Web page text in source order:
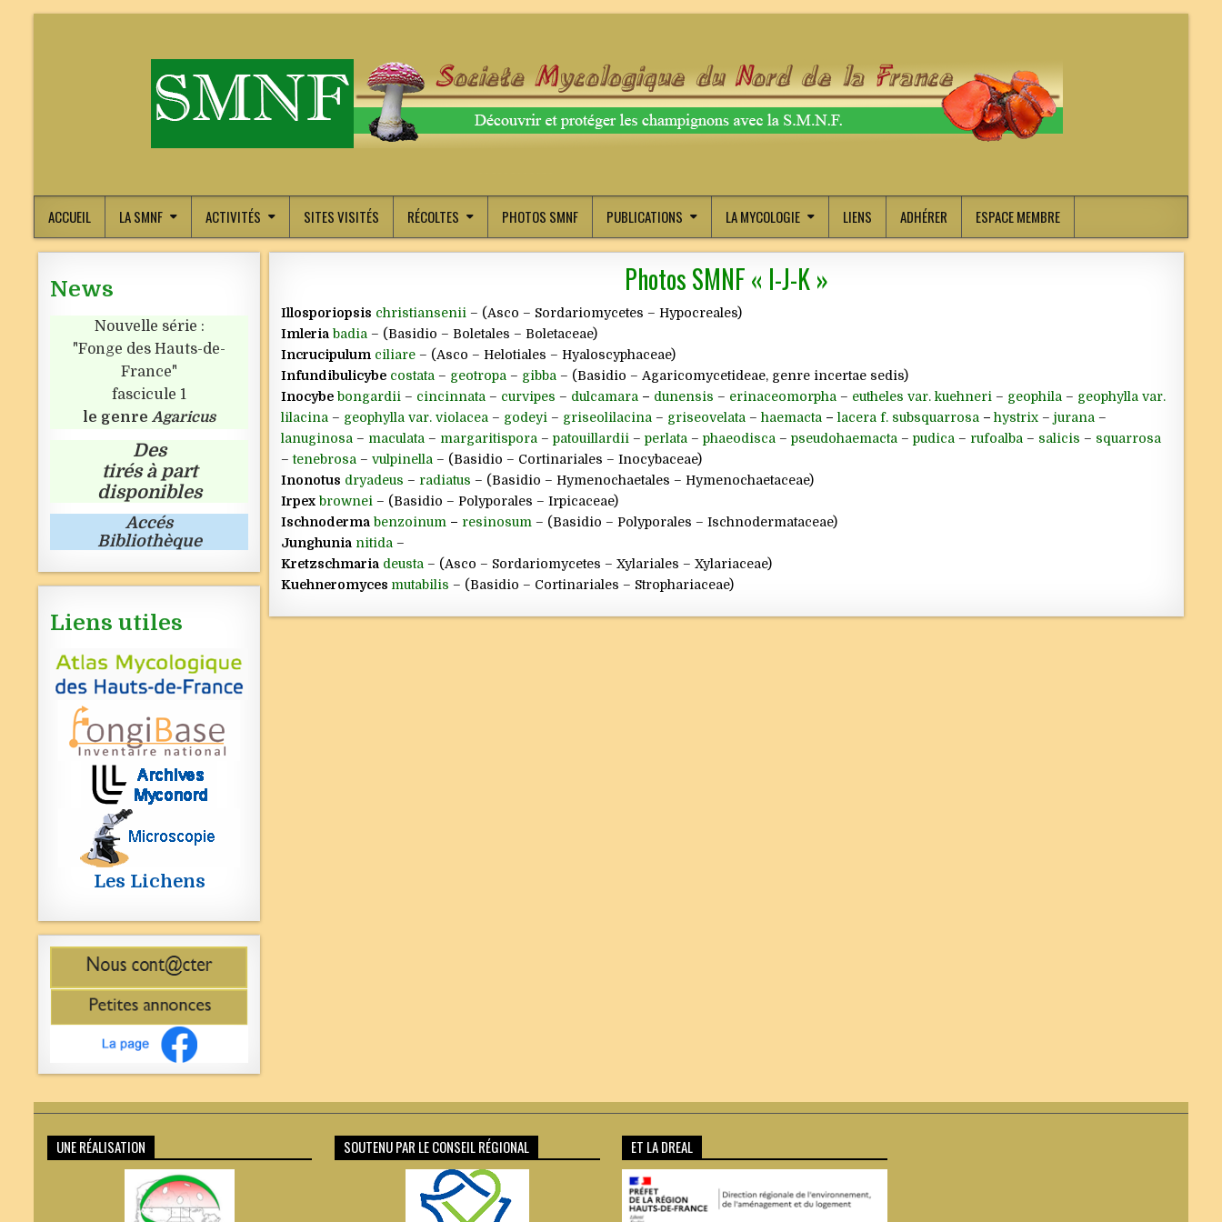
ACCUEIL LA SMNF ACTIVITÉS SITES VISITÉS RÉCOLTES PHOTOS SMNF PUBLICATIONS LA MYCOLOGIE LIENS ADHÉRER ESPACE MEMBRE
Photos SMNF « I-J-K »
Illosporiopsis christiansenii – (Asco – Sordariomycetes – Hypocreales)
Imleria badia – (Basidio – Boletales – Boletaceae)
Incrucipulum ciliare – (Asco – Helotiales – Hyaloscyphaceae)
Infundibulicybe costata – geotropa – gibba – (Basidio – Agaricomycetideae, genre incertae sedis)
Inocybe bongardii – cincinnata – curvipes – dulcamara – dunensis – erinaceomorpha – eutheles var. kuehneri – geophila – geophylla var.
lilacina – geophylla var. violacea – godeyi – griseolilacina – griseovelata – haemacta – lacera f. subsquarrosa – hystrix – jurana –
lanuginosa – maculata – margaritispora – patouillardii – perlata – phaeodisca – pseudohaemacta – pudica – rufoalba – salicis – squarrosa
–tenebrosa – vulpinella – (Basidio – Cortinariales – Inocybaceae)
Inonotus dryadeus – radiatus – (Basidio – Hymenochaetales – Hymenochaetaceae)
Irpex brownei – (Basidio – Polyporales – Irpicaceae)
Ischnoderma benzoinum – resinosum – (Basidio – Polyporales – Ischnodermataceae)
Junghunia nitida –
Kretzschmaria deusta – (Asco – Sordariomycetes – Xylariales – Xylariaceae)
Kuehneromyces mutabilis – (Basidio – Cortinariales – Strophariaceae)
News
Nouvelle série :
"Fonge des Hauts-de-
France"
fascicule 1
le genre Agaricus
Des
tirés à part
disponibles
Accés
Bibliothèque
Liens utiles
Les Lichens
UNE RÉALISATION SOUTENU PAR LE CONSEIL RÉGIONAL ET LA DREAL